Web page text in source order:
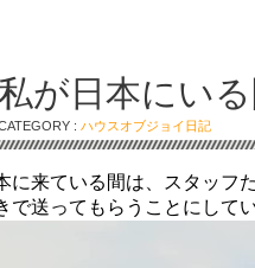
が日本にい
:ハウスオブジョイ日記
に来ている間は、スタッフ
で送ってもらうことにして